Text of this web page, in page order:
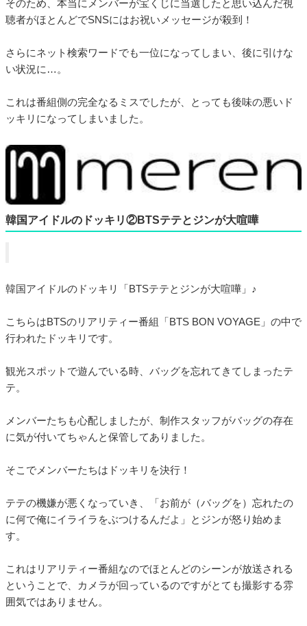
そのため、本当にメンバーが宝くじに当選したと思い込んだ視
聴者がほとんどでSNSにはお祝いメッセージが殺到！
さらにネット検索ワードでも一位になってしまい、後に引けな
い状況に…。
これは番組側の完全なるミスでしたが、とっても後味の悪いド
ッキリになってしまいました。
韓国アイドルのドッキリ②BTSテテとジンが大喧嘩
韓国アイドルのドッキリ「BTSテテとジンが大喧嘩」♪
こちらはBTSのリアリティー番組「BTS BON VOYAGE」の中で
行われたドッキリです。
観光スポットで遊んでいる時、バッグを忘れてきてしまったテ
テ。
メンバーたちも心配しましたが、制作スタッフがバッグの存在
に気が付いてちゃんと保管してありました。
そこでメンバーたちはドッキリを決行！
テテの機嫌が悪くなっていき、「お前が（バッグを）忘れたの
に何で俺にイライラをぶつけるんだよ」とジンが怒り始めま
す。
これはリアリティー番組なのでほとんどのシーンが放送される
ということで、カメラが回っているのですがとても撮影する雰
囲気ではありません。